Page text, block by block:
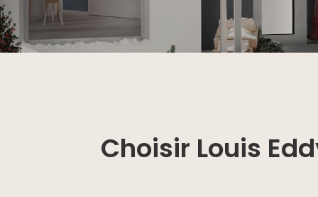
Choisir Louis